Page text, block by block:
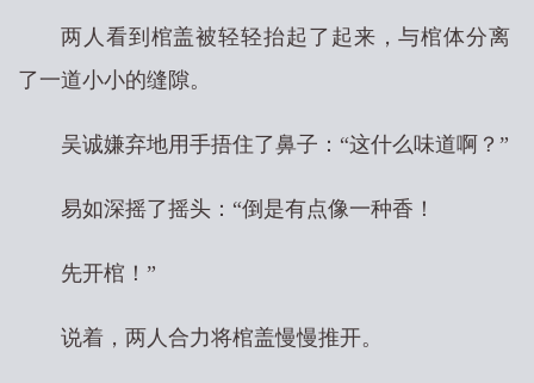
两人看到棺盖被轻轻抬起了起来，与棺体分离
了一道小小的缝隙。
吴诚嫌弃地用手捂住了鼻子：“这什么味道啊？”
易如深摇了摇头：“倒是有点像一种香！
先开棺！”
说着，两人合力将棺盖慢慢推开。